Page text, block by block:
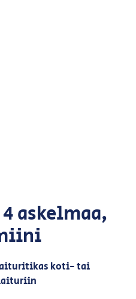
askelmaa,
koti- tai